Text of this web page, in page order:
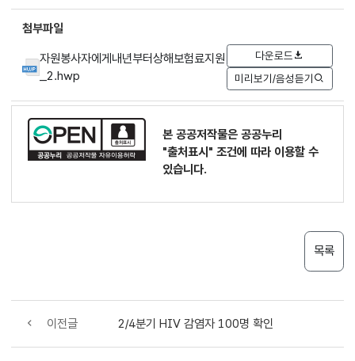
첨부파일
자원봉사자에게내년부터상해보험료지원
_2.hwp
다운로드
미리보기/음성듣기
본 공공저작물은 공공누리
"출처표시" 조건에 따라 이용할 수
있습니다.
목록
이전글 2/4분기 HIV 감염자 100명 확인